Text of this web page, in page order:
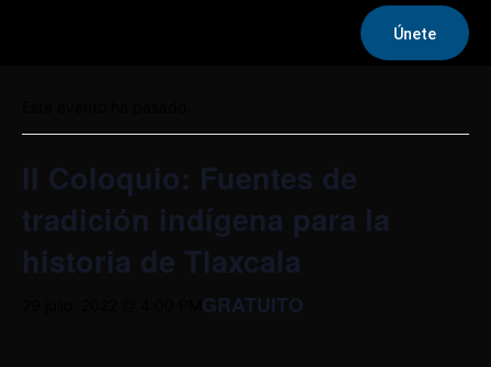
Únete
II Coloquio: Fuentes de
tradición indígena para la
historia de Tlaxcala
GRATUITO